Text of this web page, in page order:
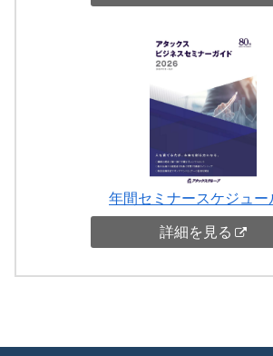
年間セミナースケジュー
詳細を見る